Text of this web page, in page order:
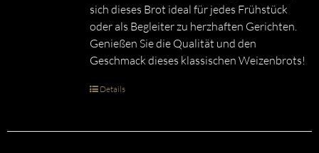
sich dieses Brot ideal für jedes Frühstück
oder als Begleiter zu herzhaften Gerichten.
Genießen Sie die Qualität und den
Geschmack dieses klassischen Weizenbrots!
Details